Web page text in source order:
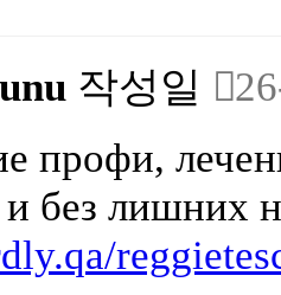
작성일
профи,
без лишних